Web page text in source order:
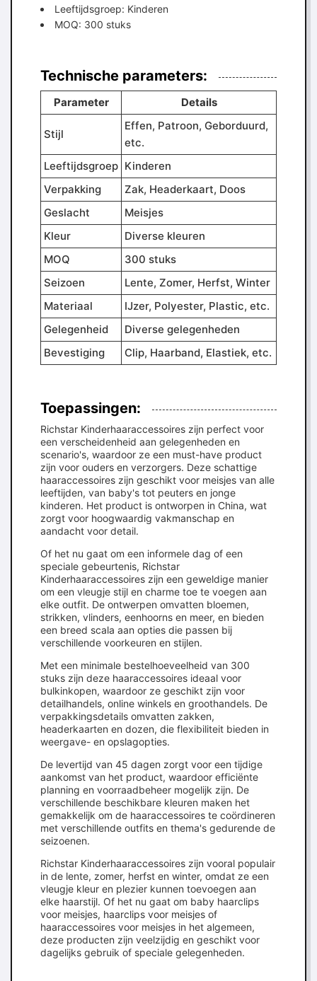
Leeftijdsgroep: Kinderen
MOQ: 300 stuks
Technische parameters:
Parameter Details
Stijl
Effen, Patroon, Geborduurd,
etc.
Leeftijdsgroep Kinderen
Verpakking
Zak, Headerkaart, Doos
Geslacht
Meisjes
Kleur
Diverse kleuren
MOQ
300 stuks
Seizoen
Lente, Zomer, Herfst, Winter
Materiaal
IJzer, Polyester, Plastic, etc.
Gelegenheid
Diverse gelegenheden
Bevestiging
Clip, Haarband, Elastiek, etc.
Toepassingen:
Richstar Kinderhaaraccessoires zijn perfect voor
een verscheidenheid aan gelegenheden en
scenario's, waardoor ze een must-have product
zijn voor ouders en verzorgers. Deze schattige
haaraccessoires zijn geschikt voor meisjes van alle
leeftijden, van baby's tot peuters en jonge
kinderen. Het product is ontworpen in China, wat
zorgt voor hoogwaardig vakmanschap en
aandacht voor detail.
Of het nu gaat om een informele dag of een
speciale gebeurtenis, Richstar
Kinderhaaraccessoires zijn een geweldige manier
om een vleugje stijl en charme toe te voegen aan
elke outfit. De ontwerpen omvatten bloemen,
strikken, vlinders, eenhoorns en meer, en bieden
een breed scala aan opties die passen bij
verschillende voorkeuren en stijlen.
Met een minimale bestelhoeveelheid van 300
stuks zijn deze haaraccessoires ideaal voor
bulkinkopen, waardoor ze geschikt zijn voor
detailhandels, online winkels en groothandels. De
verpakkingsdetails omvatten zakken,
headerkaarten en dozen, die flexibiliteit bieden in
weergave- en opslagopties.
De levertijd van 45 dagen zorgt voor een tijdige
aankomst van het product, waardoor efficiënte
planning en voorraadbeheer mogelijk zijn. De
verschillende beschikbare kleuren maken het
gemakkelijk om de haaraccessoires te coördineren
met verschillende outfits en thema's gedurende de
seizoenen.
Richstar Kinderhaaraccessoires zijn vooral populair
in de lente, zomer, herfst en winter, omdat ze een
vleugje kleur en plezier kunnen toevoegen aan
elke haarstijl. Of het nu gaat om baby haarclips
voor meisjes, haarclips voor meisjes of
haaraccessoires voor meisjes in het algemeen,
deze producten zijn veelzijdig en geschikt voor
dagelijks gebruik of speciale gelegenheden.